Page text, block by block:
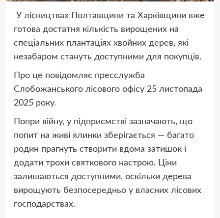
У лісництвах Полтавщини та Харківщини вже
готова достатня кількість вирощених на
спеціальних плантаціях хвойних дерев, які
незабаром стануть доступними для покупців.
Про це повідомляє пресслужба
Слобожанського лісового офісу 25 листопада
2025 року.
Попри війну, у підприємстві зазначають, що
попит на живі ялинки зберігається — багато
родин прагнуть створити вдома затишок і
додати трохи святкового настрою. Ціни
залишаються доступними, оскільки дерева
вирощують безпосередньо у власних лісових
господарствах.